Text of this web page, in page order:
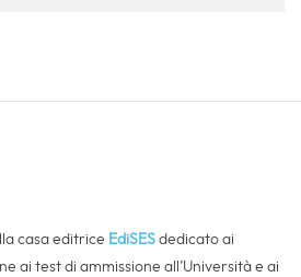
casa editrice EdiSES dedicato ai
ai test di ammissione all’Università e ai